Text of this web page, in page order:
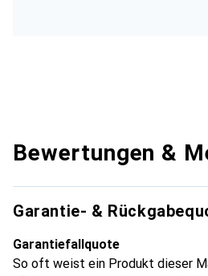
Bewertungen &
Garantie- &
Garantiefallquote
So oft weist ein Produkt dieser